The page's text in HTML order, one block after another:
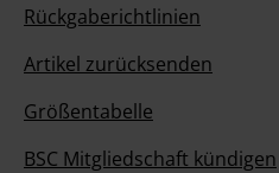
Rückgaberichtlinien
Artikel zurücksenden
Größentabelle
BSC Mitgliedschaft kündigen